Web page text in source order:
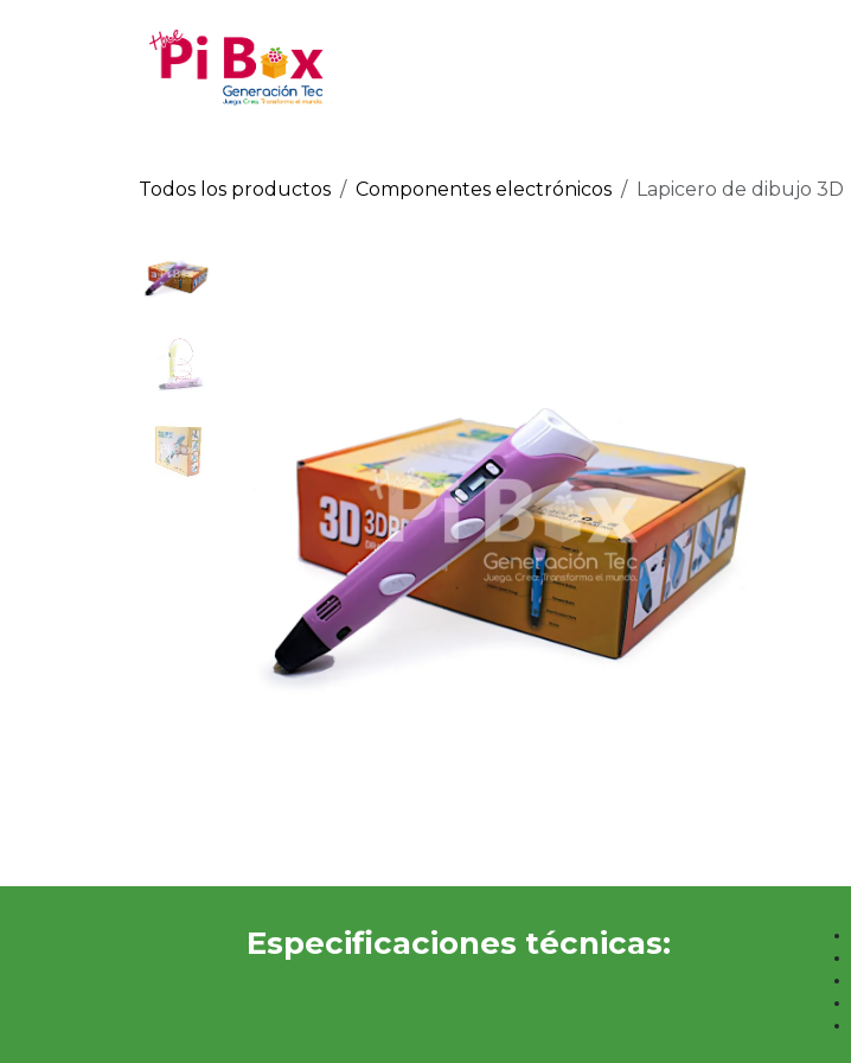
Todos los productos Componentes electrónicos Lapicero de dibujo 3D
Especificaciones técnicas: